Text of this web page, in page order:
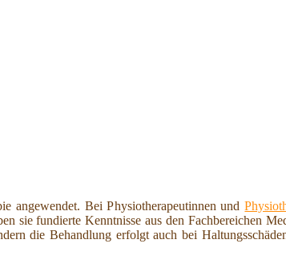
angewendet. Bei Physiotherapeutinnen und
sie fundierte Kenntnisse aus den Fachbereichen
die Behandlung erfolgt auch bei